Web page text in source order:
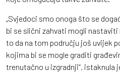
„Svjedoci smo onoga što se
bi se slični zahvati mogli
to da na tom području još uvijek
kojima bi se mogle graditi
trenutačno u izgradnji“, istaknula